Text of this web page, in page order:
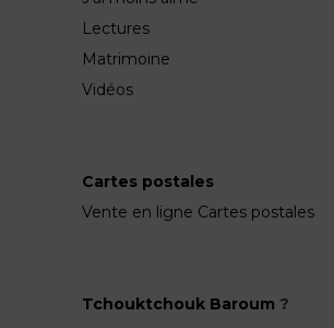
Lectures
Matrimoine
Vidéos
Cartes postales
Vente en ligne Cartes postales
Tchouktchouk Baroum ?